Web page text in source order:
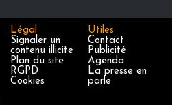
Légal
Signaler un
contenu illicite
Plan du site
RGPD
Cookies
Utiles
Contact
Publicité
Agenda
La presse en
parle